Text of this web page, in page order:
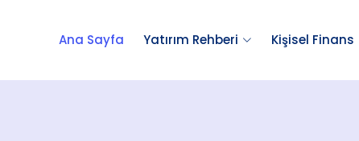
Ana Sayfa Yatırım Rehberi Kişisel Finans